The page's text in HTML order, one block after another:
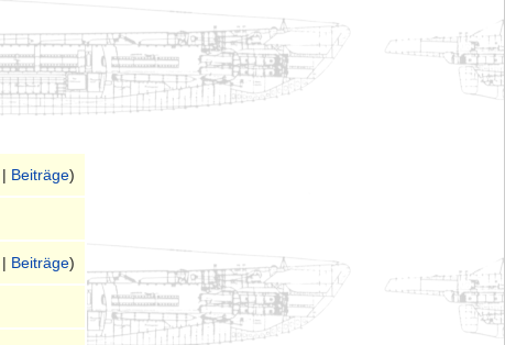
| Beiträge)
| Beiträge)